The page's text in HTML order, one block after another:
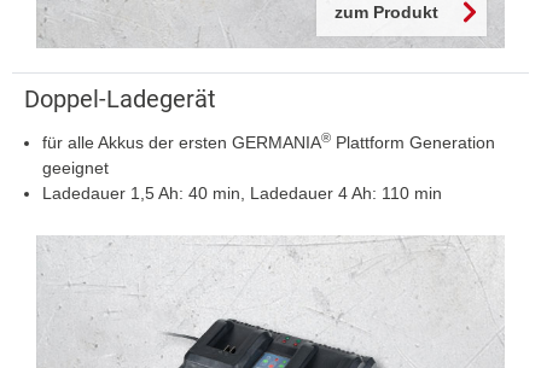
zum Produkt
Doppel-Ladegerät
für alle Akkus der ersten GERMANIA® Plattform Generation
geeignet
Ladedauer 1,5 Ah: 40 min, Ladedauer 4 Ah: 110 min